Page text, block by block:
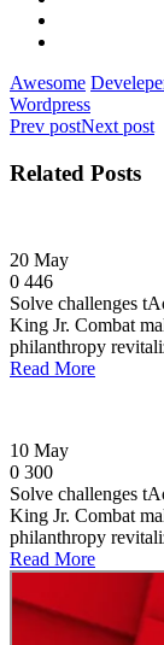
Awesome
Wordpress
Prev postNext post
Related Posts
20 May
0 446
Solve challenges
King Jr. Combat
philanthropy
Read More
10 May
0 300
Solve challenges
King Jr. Combat
philanthropy
Read More